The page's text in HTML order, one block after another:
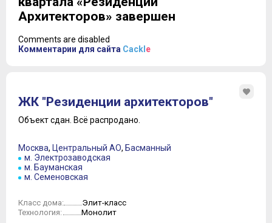
Архитекторов» завершен
Comments are disabled
Комментарии для сайта Cackl e
ЖК "Резиденции архитекторов"
Объект сдан. Всё распродано.
Москва, Центральный АО, Басманный
м. Электрозаводская
м. Бауманская
м. Семеновская
Класс дома: Элит-класс
Технология: Монолит